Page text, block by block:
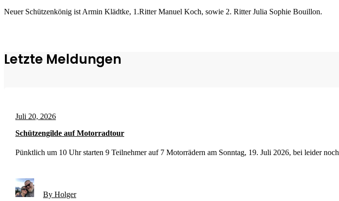
Neuer Schützenkönig ist Armin Klädtke, 1.Ritter Manuel Koch, sowie 2. Ritter Julia Sophie Bouillon.
Letzte Meldungen
Juli 20, 2026
Schützengilde auf Motorradtour
Pünktlich um 10 Uhr starten 9 Teilnehmer auf 7 Motorrädern am Sonntag, 19. Juli 2026, bei leider noch
By Holger